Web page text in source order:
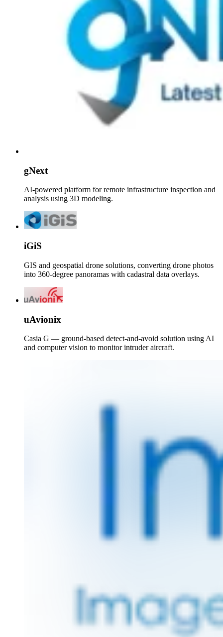
gNext
AI-powered platform for remote infrastructure inspection and
analysis using 3D modeling.
iGiS
GIS and geospatial drone solutions, converting drone photos
into 360-degree panoramas with cadastral data overlays.
uAvionix
Casia G — ground-based detect-and-avoid solution using AI
and computer vision to monitor intruder aircraft.